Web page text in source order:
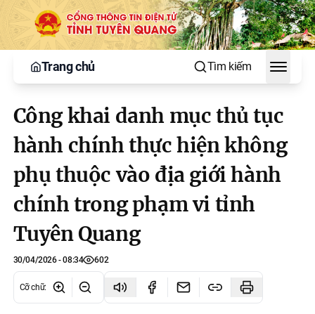
Trang chủ Tìm kiếm
Toggle
Công khai danh mục thủ tục
hành chính thực hiện không
phụ thuộc vào địa giới hành
chính trong phạm vi tỉnh
Tuyên Quang
30/04/2026 - 08:34 602
Cỡ chữ: